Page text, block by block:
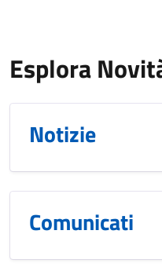
Esplora
Notizie
Comunicati